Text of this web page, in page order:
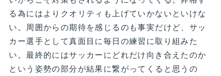
る為にはよりクオリティも上げていかないといけな
い。周囲からの期待を感じるのも事実だけど、サッ
カー選手として真面目に毎日の練習に取り組みた
い。最終的にはサッカーにどれだけ向き合えたのか
という姿勢の部分が結果に繋がってくると思うの